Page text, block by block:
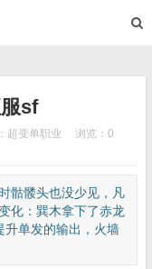
sf
超变单职业
浏览：0
髅头也没少见，凡
化：巽木拿下了赤龙
升单发的输出，火墙